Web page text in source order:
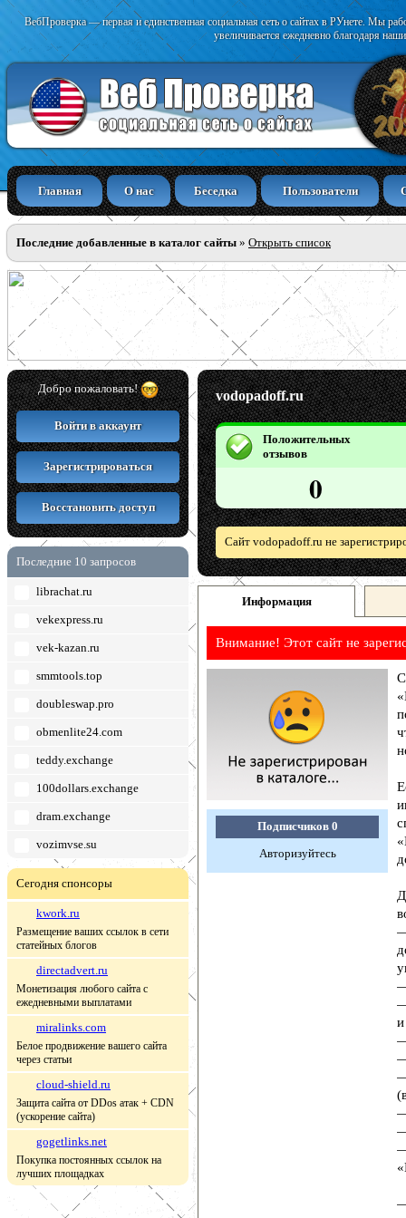
ВебПроверка — первая и единственная социальная сеть о сайтах в РУнете. Мы
увеличивается ежедневно благодаря
Главная О нас Беседка Пользователи
Последние добавленные в каталог сайты » Открыть список
Добро пожаловать!
Войти в аккаунт
Зарегистрироваться
Восстановить доступ
Последние 10 запросов
librachat.ru
vekexpress.ru
vek-kazan.ru
smmtools.top
doubleswap.pro
obmenlite24.com
teddy.exchange
100dollars.exchange
dram.exchange
vozimvse.su
Сегодня спонсоры
kwork.ru
Размещение ваших ссылок в сети
статейных блогов
directadvert.ru
Монетизация любого сайта с
ежедневными выплатами
miralinks.com
Белое продвижение вашего сайта
через статьи
cloud-shield.ru
Защита сайта от DDos атак + CDN
(ускорение сайта)
gogetlinks.net
Покупка постоянных ссылок на
лучших площадках
vodopadoff.ru
Положительных
отзывов
0
Сайт vodopadoff.ru не
Информация
Внимание! Этот сайт не
Подписчиков 0
Авторизуйтесь